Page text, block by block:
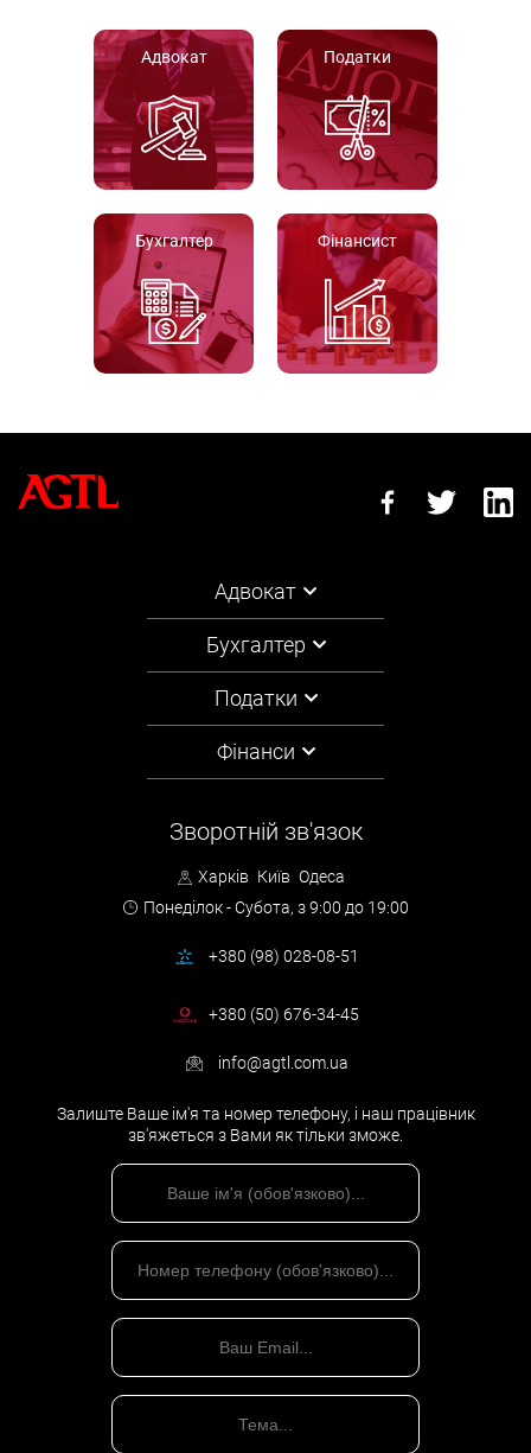
Адвокат Податки
Бухгалтер Фінансист
Адвокат
Бухгалтер
Податки
Фінанси
Зворотній зв'язок
Харків Київ Одеса
Понеділок - Субота, з 9:00 до 19:00
+380 (98) 028-08-51
+380 (50) 676-34-45
info@agtl.com.ua
Залиште Ваше ім'я та номер телефону, і наш працівник
зв'яжеться з Вами як тільки зможе.